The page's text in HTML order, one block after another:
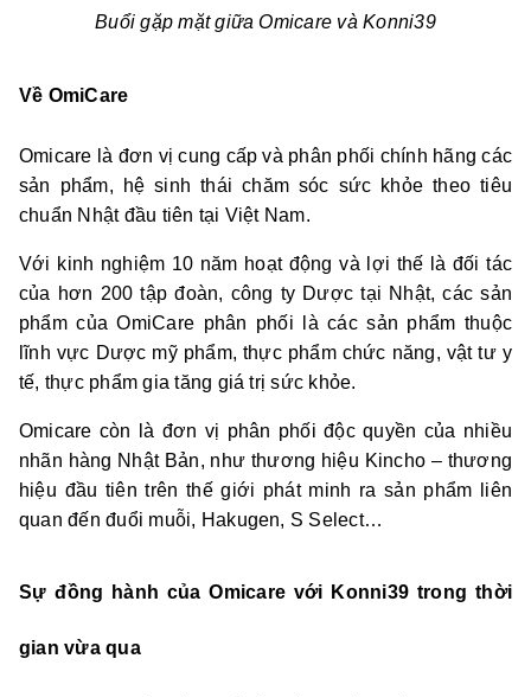
Buổi gặp mặt giữa Omicare và Konni39
Về OmiCare
Omicare là đơn vị cung cấp và phân phối chính hãng các
sản phẩm, hệ sinh thái chăm sóc sức khỏe theo tiêu
chuẩn Nhật đầu tiên tại Việt Nam.
Với kinh nghiệm 10 năm hoạt động và lợi thế là đối tác
của hơn 200 tập đoàn, công ty Dược tại Nhật, các sản
phẩm của OmiCare phân phối là các sản phẩm thuộc
lĩnh vực Dược mỹ phẩm, thực phẩm chức năng, vật tư y
tế, thực phẩm gia tăng giá trị sức khỏe.
Omicare còn là đơn vị phân phối độc quyền của nhiều
nhãn hàng Nhật Bản, như thương hiệu Kincho – thương
hiệu đầu tiên trên thế giới phát minh ra sản phẩm liên
quan đến đuổi muỗi, Hakugen, S Select…
Sự đồng hành của Omicare với Konni39 trong thời
gian vừa qua